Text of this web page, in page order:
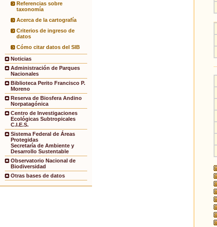
Referencias sobre
taxonomía
Acerca de la cartografía
Criterios de ingreso de
datos
Cómo citar datos del SIB
Noticias
Administración de Parques
Nacionales
Biblioteca Perito Francisco P.
Moreno
Reserva de Biosfera Andino
Norpatagónica
Centro de Investigaciones
Ecológicas Subtropicales
C.I.E.S.
Sistema Federal de Áreas
Protegidas
Secretaría de Ambiente y
Desarrollo Sustentable
Observatorio Nacional de
Biodiversidad
Otras bases de datos